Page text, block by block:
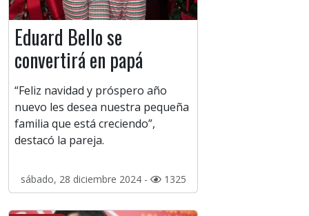
Eduard Bello se
convertirá en papá
“Feliz navidad y próspero año
nuevo les desea nuestra pequeña
familia que está creciendo”,
destacó la pareja.
sábado, 28 diciembre 2024 - 1325